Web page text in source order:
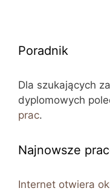
Poradnik
Dla szukających
dyplomowych
prac.
Najnowsze
Internet otwiera